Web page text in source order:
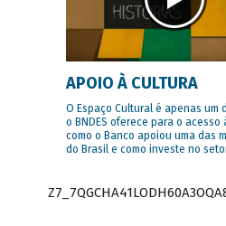
APOIO À CULTURA
O Espaço Cultural é apenas um
o BNDES oferece para o
como o Banco apoiou uma das
do Brasil e como investe no